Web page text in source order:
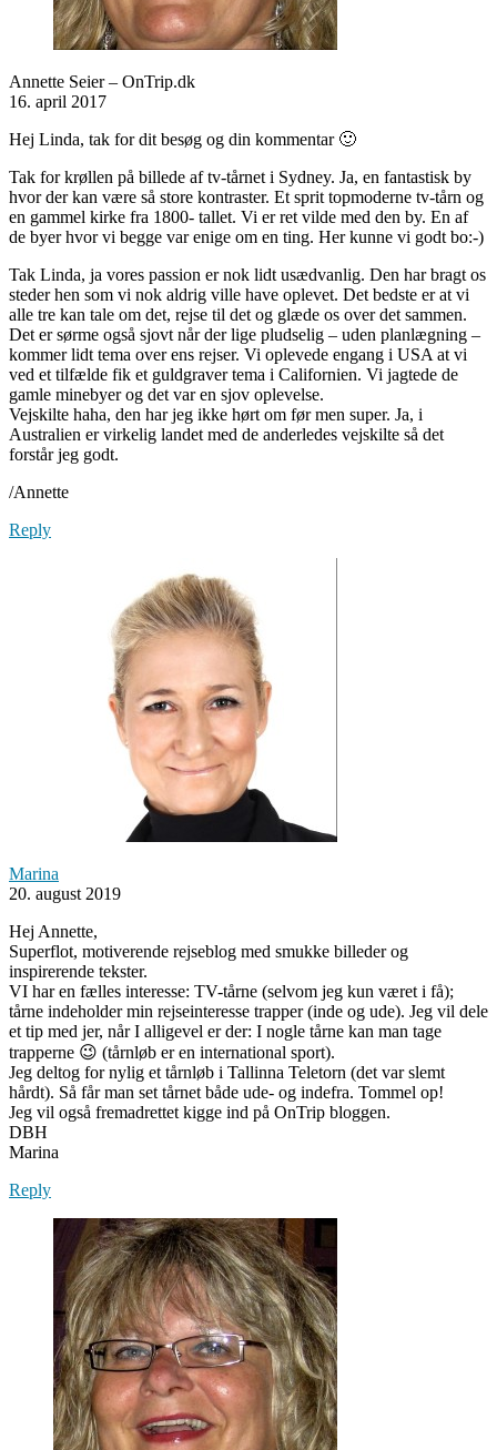
Annette Seier – OnTrip.dk
16. april 2017
Hej Linda, tak for dit besøg og din kommentar 🙂
Tak for krøllen på billede af tv-tårnet i Sydney. Ja, en fantastisk by
hvor der kan være så store kontraster. Et sprit topmoderne tv-tårn og
en gammel kirke fra 1800- tallet. Vi er ret vilde med den by. En af
de byer hvor vi begge var enige om en ting. Her kunne vi godt bo:-)
Tak Linda, ja vores passion er nok lidt usædvanlig. Den har bragt os
steder hen som vi nok aldrig ville have oplevet. Det bedste er at vi
alle tre kan tale om det, rejse til det og glæde os over det sammen.
Det er sørme også sjovt når der lige pludselig – uden planlægning –
kommer lidt tema over ens rejser. Vi oplevede engang i USA at vi
ved et tilfælde fik et guldgraver tema i Californien. Vi jagtede de
gamle minebyer og det var en sjov oplevelse.
Vejskilte haha, den har jeg ikke hørt om før men super. Ja, i
Australien er virkelig landet med de anderledes vejskilte så det
forstår jeg godt.
/Annette
Reply
Marina
20. august 2019
Hej Annette,
Superflot, motiverende rejseblog med smukke billeder og
inspirerende tekster.
VI har en fælles interesse: TV-tårne (selvom jeg kun været i få);
tårne indeholder min rejseinteresse trapper (inde og ude). Jeg vil dele
et tip med jer, når I alligevel er der: I nogle tårne kan man tage
trapperne 😉 (tårnløb er en international sport).
Jeg deltog for nylig et tårnløb i Tallinna Teletorn (det var slemt
hårdt). Så får man set tårnet både ude- og indefra. Tommel op!
Jeg vil også fremadrettet kigge ind på OnTrip bloggen.
DBH
Marina
Reply